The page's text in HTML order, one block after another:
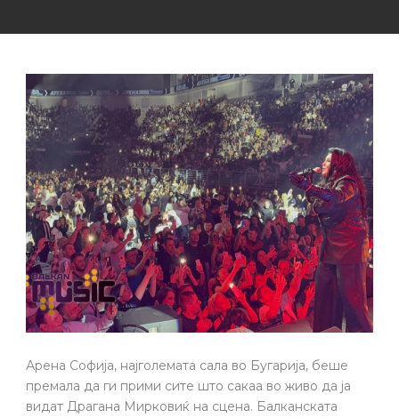
Арена Софија, најголемата сала во Бугарија, беше
премала да ги прими сите што сакаа во живо да ја
видат Драгана Мирковиќ на сцена. Балканската